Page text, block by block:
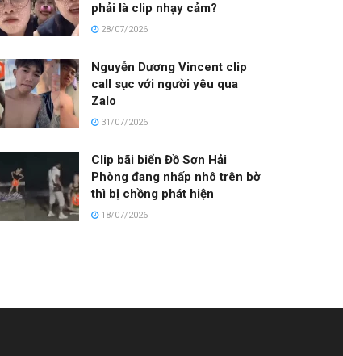
phải là clip nhạy cảm?
28/07/2026
Nguyễn Dương Vincent clip
call sục với người yêu qua
Zalo
31/07/2026
Clip bãi biển Đồ Sơn Hải
Phòng đang nhấp nhô trên bờ
thì bị chồng phát hiện
18/07/2026